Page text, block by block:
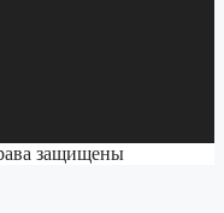
защищены